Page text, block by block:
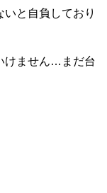
いと自負しており
けません…まだ台